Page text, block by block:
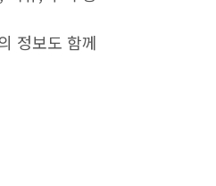
정보도 함께